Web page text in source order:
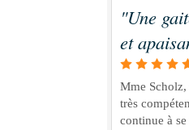
"Une
et
Mme Scholz,
très
continue à